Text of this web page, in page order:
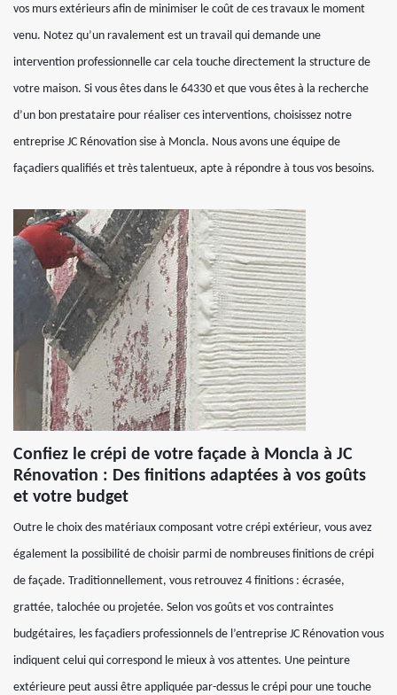
vos murs extérieurs afin de minimiser le coût de ces travaux le moment
venu. Notez qu’un ravalement est un travail qui demande une
intervention professionnelle car cela touche directement la structure de
votre maison. Si vous êtes dans le 64330 et que vous êtes à la recherche
d’un bon prestataire pour réaliser ces interventions, choisissez notre
entreprise JC Rénovation sise à Moncla. Nous avons une équipe de
façadiers qualifiés et très talentueux, apte à répondre à tous vos besoins.
Confiez le crépi de votre façade à Moncla à JC
Rénovation : Des finitions adaptées à vos goûts
et votre budget
Outre le choix des matériaux composant votre crépi extérieur, vous avez
également la possibilité de choisir parmi de nombreuses finitions de crépi
de façade. Traditionnellement, vous retrouvez 4 finitions : écrasée,
grattée, talochée ou projetée. Selon vos goûts et vos contraintes
budgétaires, les façadiers professionnels de l’entreprise JC Rénovation vous
indiquent celui qui correspond le mieux à vos attentes. Une peinture
extérieure peut aussi être appliquée par-dessus le crépi pour une touche